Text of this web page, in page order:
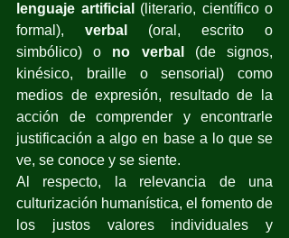
lenguaje artificial
(literario, científico o
formal), verbal
(oral, escrito o
simbólico) o no verbal (de signos,
kinésico, braille o sensorial) como
medios de expresión, resultado de la
acción de comprender y encontrarle
justificación a algo en base a lo que se
ve, se conoce y se siente.
Al respecto, la relevancia de una
culturización humanística, el fomento de
los justos valores individuales y